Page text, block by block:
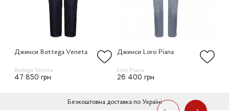
Джинси Bottega Veneta
Bottega Veneta
47 850 грн
Джинси Loro Piana
Loro Piana
26 400 грн
Безкоштовна доставка по Україні